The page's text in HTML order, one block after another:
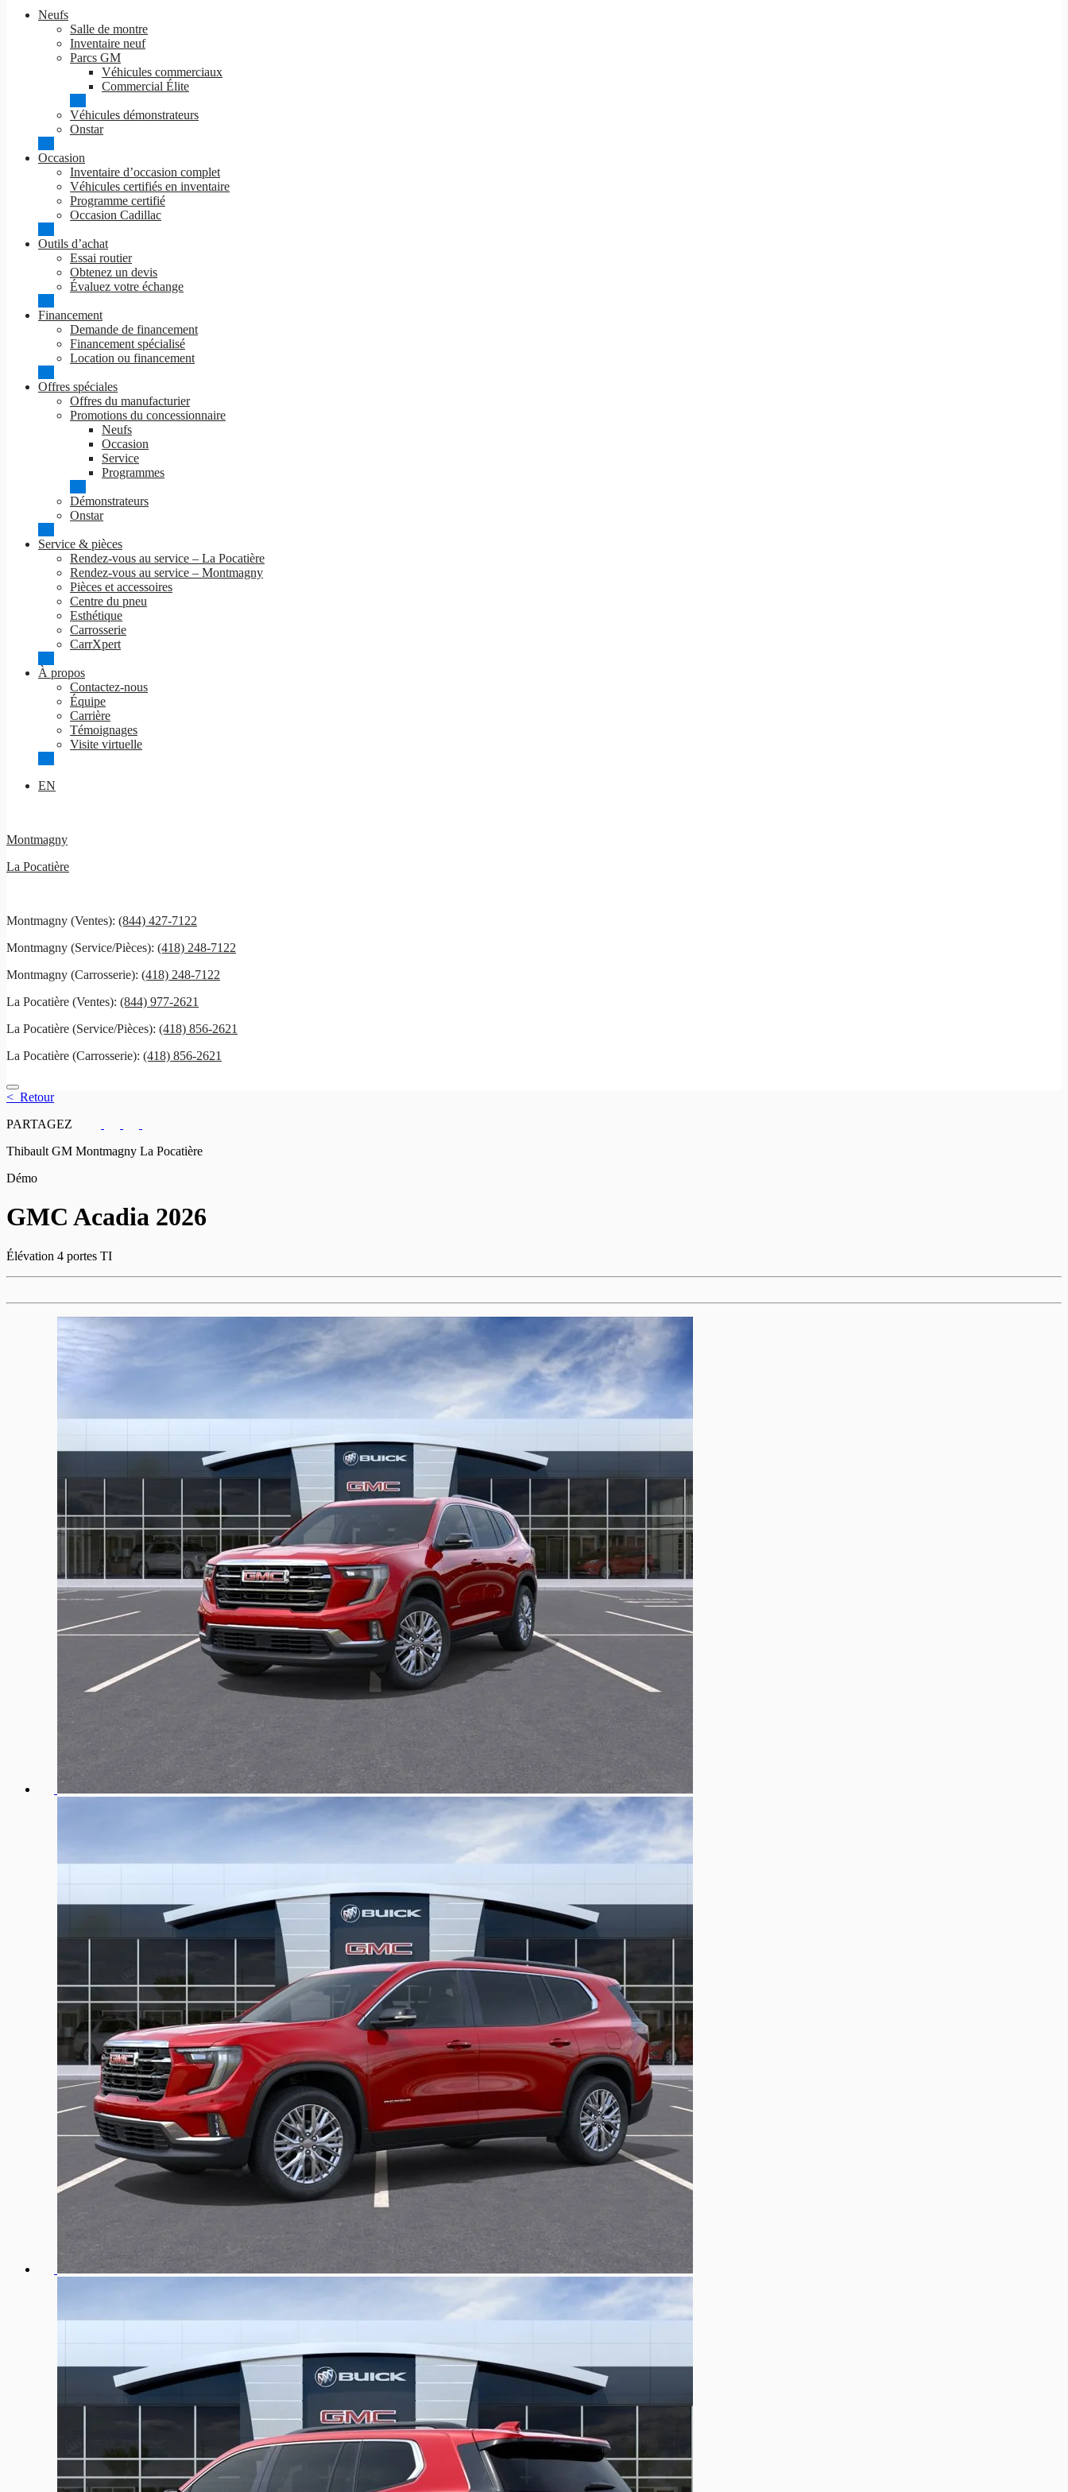
Neufs
Salle de montre
Inventaire neuf
Parcs GM
Véhicules commerciaux
Commercial Élite
Véhicules démonstrateurs
Onstar
Occasion
Inventaire d’occasion complet
Véhicules certifiés en inventaire
Programme certifié
Occasion Cadillac
Outils d’achat
Essai routier
Obtenez un devis
Évaluez votre échange
Financement
Demande de financement
Financement spécialisé
Location ou financement
Offres spéciales
Offres du manufacturier
Promotions du concessionnaire
Neufs
Occasion
Service
Programmes
Démonstrateurs
Onstar
Service & pièces
Rendez-vous au service – La Pocatière
Rendez-vous au service – Montmagny
Pièces et accessoires
Centre du pneu
Esthétique
Carrosserie
CarrXpert
À propos
Contactez-nous
Équipe
Carrière
Témoignages
Visite virtuelle
EN
Montmagny
La Pocatière
Montmagny (Ventes): (844) 427-7122
Montmagny (Service/Pièces): (418) 248-7122
Montmagny (Carrosserie): (418) 248-7122
La Pocatière (Ventes): (844) 977-2621
La Pocatière (Service/Pièces): (418) 856-2621
La Pocatière (Carrosserie): (418) 856-2621
< Retour
PARTAGEZ
Thibault GM Montmagny La Pocatière
Démo
GMC Acadia 2026
Élévation 4 portes TI